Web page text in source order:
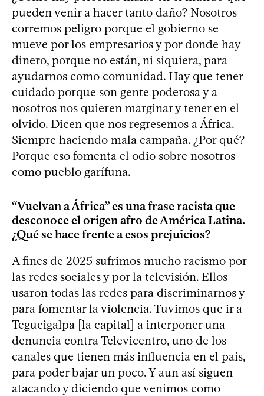
pueden venir a hacer tanto daño? Nosotros
corremos peligro porque el gobierno se
mueve por los empresarios y por donde hay
dinero, porque no están, ni siquiera, para
ayudarnos como comunidad. Hay que tener
cuidado porque son gente poderosa y a
nosotros nos quieren marginar y tener en el
olvido. Dicen que nos regresemos a África.
Siempre haciendo mala campaña. ¿Por qué?
Porque eso fomenta el odio sobre nosotros
como pueblo garífuna.
“Vuelvan a África” es una frase racista que
desconoce el origen afro de América Latina.
¿Qué se hace frente a esos prejuicios?
A fines de 2025 sufrimos mucho racismo por
las redes sociales y por la televisión. Ellos
usaron todas las redes para discriminarnos y
para fomentar la violencia. Tuvimos que ir a
Tegucigalpa [la capital] a interponer una
denuncia contra Televicentro, uno de los
canales que tienen más influencia en el país,
para poder bajar un poco. Y aun así siguen
atacando y diciendo que venimos como